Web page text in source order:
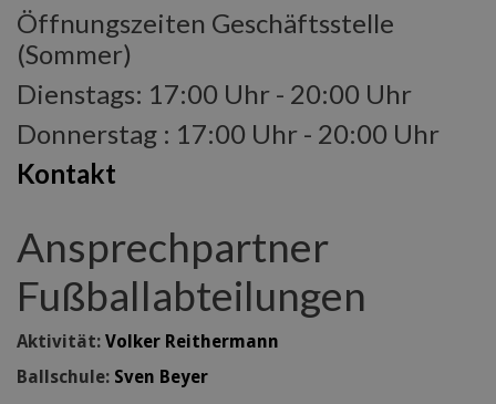
Öffnungszeiten Geschäftsstelle
(Sommer)
Dienstags: 17:00 Uhr - 20:00 Uhr
Donnerstag : 17:00 Uhr - 20:00 Uhr
Kontakt
Ansprechpartner
Fußballabteilungen
Aktivität: Volker Reithermann
Ballschule: Sven Beyer